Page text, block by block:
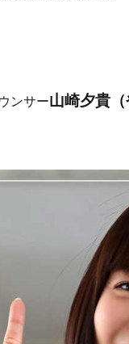
ンサー山崎夕貴（